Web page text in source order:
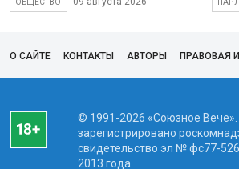
ОБЩЕСТВО
О САЙТЕ КОНТАКТЫ АВТОРЫ ПРАВОВАЯ
© 1991-2026 «Союзное Вече».
зарегистрировано
свидетельство эл № фc77-
2013 года.